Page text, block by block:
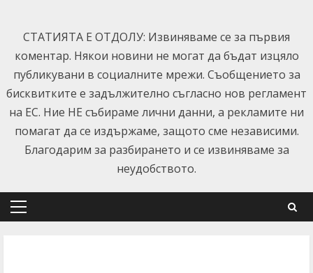
content
СТАТИЯТА Е ОТДОЛУ: Извиняваме се за първия
коментар. Някои новини не могат да бъдат изцяло
публикувани в социалните мрежи. Съобщението за
бисквитките е задължително съгласно нов регламент
на ЕС. Ние НЕ събираме лични данни, а рекламите ни
помагат да се издържаме, защото сме независими.
Благодарим за разбирането и се извиняваме за
неудобството.
Primary